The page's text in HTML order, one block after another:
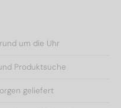
um die Uhr
Produktsuche
geliefert